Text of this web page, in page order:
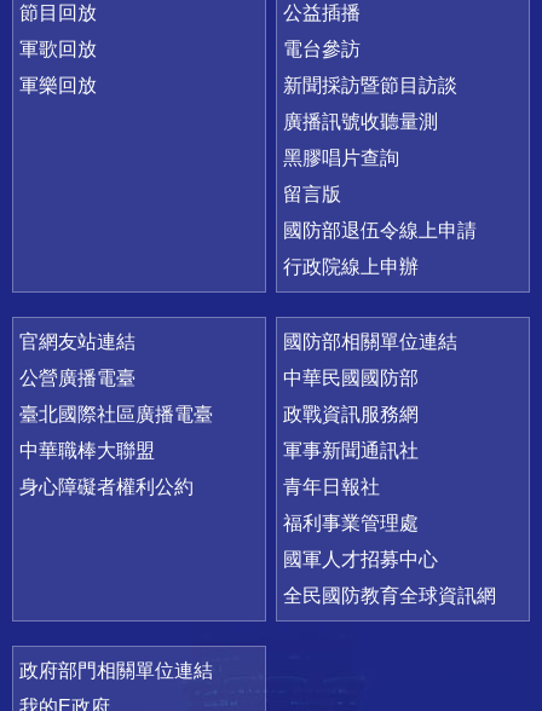
節目回放
軍歌回放
軍樂回放
公益插播
電台參訪
新聞採訪暨節目訪談
廣播訊號收聽量測
黑膠唱片查詢
留言版
國防部退伍令線上申請
行政院線上申辦
官網友站連結
公營廣播電臺
臺北國際社區廣播電臺
中華職棒大聯盟
身心障礙者權利公約
國防部相關單位連結
中華民國國防部
政戰資訊服務網
軍事新聞通訊社
青年日報社
福利事業管理處
國軍人才招募中心
全民國防教育全球資訊網
政府部門相關單位連結
我的E政府